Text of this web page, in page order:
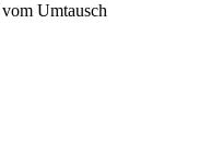
Umtausch